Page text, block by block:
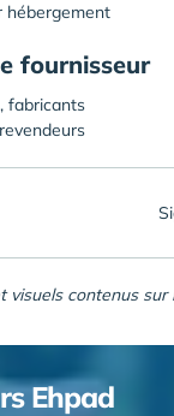
hébergement
fournisseur
fabricants
visuels contenus
Ehpad